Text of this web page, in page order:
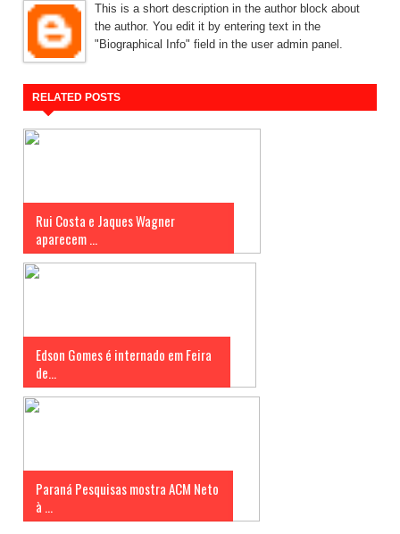
This is a short description in the author block about
the author. You edit it by entering text in the
"Biographical Info" field in the user admin panel.
RELATED POSTS
Rui Costa e Jaques Wagner
aparecem ...
Edson Gomes é internado em Feira
de...
Paraná Pesquisas mostra ACM Neto
à ...